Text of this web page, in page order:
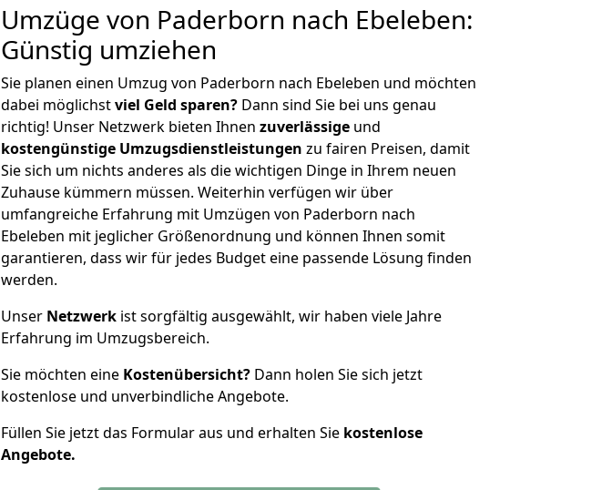
Umzüge von Paderborn nach Ebeleben:
Günstig umziehen
Sie planen einen Umzug von Paderborn nach Ebeleben und möchten
dabei möglichstviel Geld sparen? Dann sind Sie bei uns genau
richtig! Unser Netzwerk bieten Ihnen zuverlässige und
kostengünstige Umzugsdienstleistungen zu fairen Preisen, damit
Sie sich um nichts anderes als die wichtigen Dinge in Ihrem neuen
Zuhause kümmern müssen. Weiterhin verfügen wir über
umfangreiche Erfahrung mit Umzügen von Paderborn nach
Ebeleben mit jeglicher Größenordnung und können Ihnen somit
garantieren, dass wir für jedes Budget eine passende Lösung finden
werden.
Unser Netzwerk ist sorgfältig ausgewählt, wir haben viele Jahre
Erfahrung im Umzugsbereich.
Sie möchten eine Kostenübersicht? Dann holen Sie sich jetzt
kostenlose und unverbindliche Angebote.
Füllen Sie jetzt das Formular aus und erhalten Sie kostenlose
Angebote.